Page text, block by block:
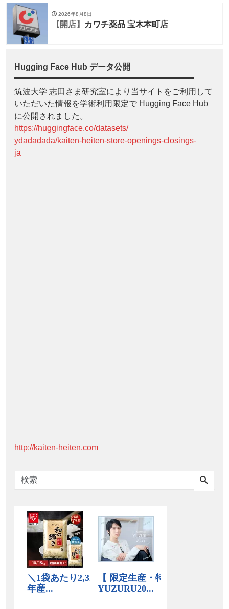
2026年8月8日
【開店】 カワチ薬品 宝木本町店
Hugging Face Hub データ公開
筑波大学 志田さま研究室により当サイトをご利用して
いただいた情報を学術利用限定で Hugging Face Hub
に公開されました。
https://huggingface.co/datasets/
ydadadada/kaiten-heiten-store-openings-closings-
ja
http://kaiten-heiten.com